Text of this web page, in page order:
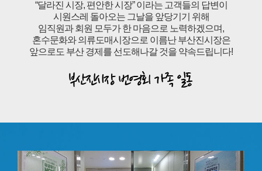
“달라진 시장, 편안한 시장” 이라는 고객들의 답변이
시원스레 돌아오는 그날을 앞당기기 위해
임직원과 회원 모두가 한 마음으로 노력하겠으며,
혼수문화와 의류도매시장으로 이름난 부산진시장은
앞으로도 부산 경제를 선도해나갈 것을 약속드립니다!